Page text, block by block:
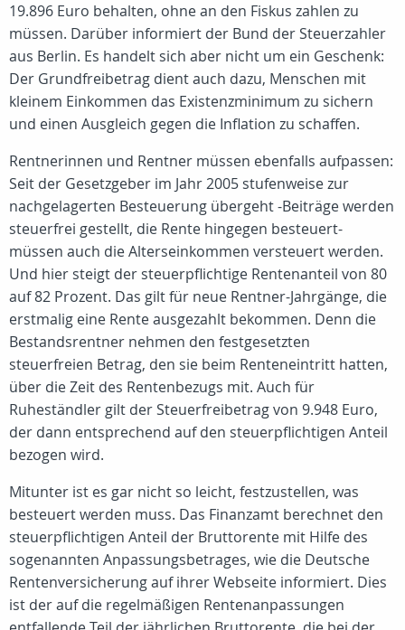
19.896 Euro behalten, ohne an den Fiskus zahlen zu
müssen. Darüber informiert der Bund der Steuerzahler
aus Berlin. Es handelt sich aber nicht um ein Geschenk:
Der Grundfreibetrag dient auch dazu, Menschen mit
kleinem Einkommen das Existenzminimum zu sichern
und einen Ausgleich gegen die Inflation zu schaffen.
Rentnerinnen und Rentner müssen ebenfalls aufpassen:
Seit der Gesetzgeber im Jahr 2005 stufenweise zur
nachgelagerten Besteuerung übergeht -Beiträge werden
steuerfrei gestellt, die Rente hingegen besteuert-
müssen auch die Alterseinkommen versteuert werden.
Und hier steigt der steuerpflichtige Rentenanteil von 80
auf 82 Prozent. Das gilt für neue Rentner-Jahrgänge, die
erstmalig eine Rente ausgezahlt bekommen. Denn die
Bestandsrentner nehmen den festgesetzten
steuerfreien Betrag, den sie beim Renteneintritt hatten,
über die Zeit des Rentenbezugs mit. Auch für
Ruheständler gilt der Steuerfreibetrag von 9.948 Euro,
der dann entsprechend auf den steuerpflichtigen Anteil
bezogen wird.
Mitunter ist es gar nicht so leicht, festzustellen, was
besteuert werden muss. Das Finanzamt berechnet den
steuerpflichtigen Anteil der Bruttorente mit Hilfe des
sogenannten Anpassungsbetrages, wie die Deutsche
Rentenversicherung auf ihrer Webseite informiert. Dies
ist der auf die regelmäßigen Rentenanpassungen